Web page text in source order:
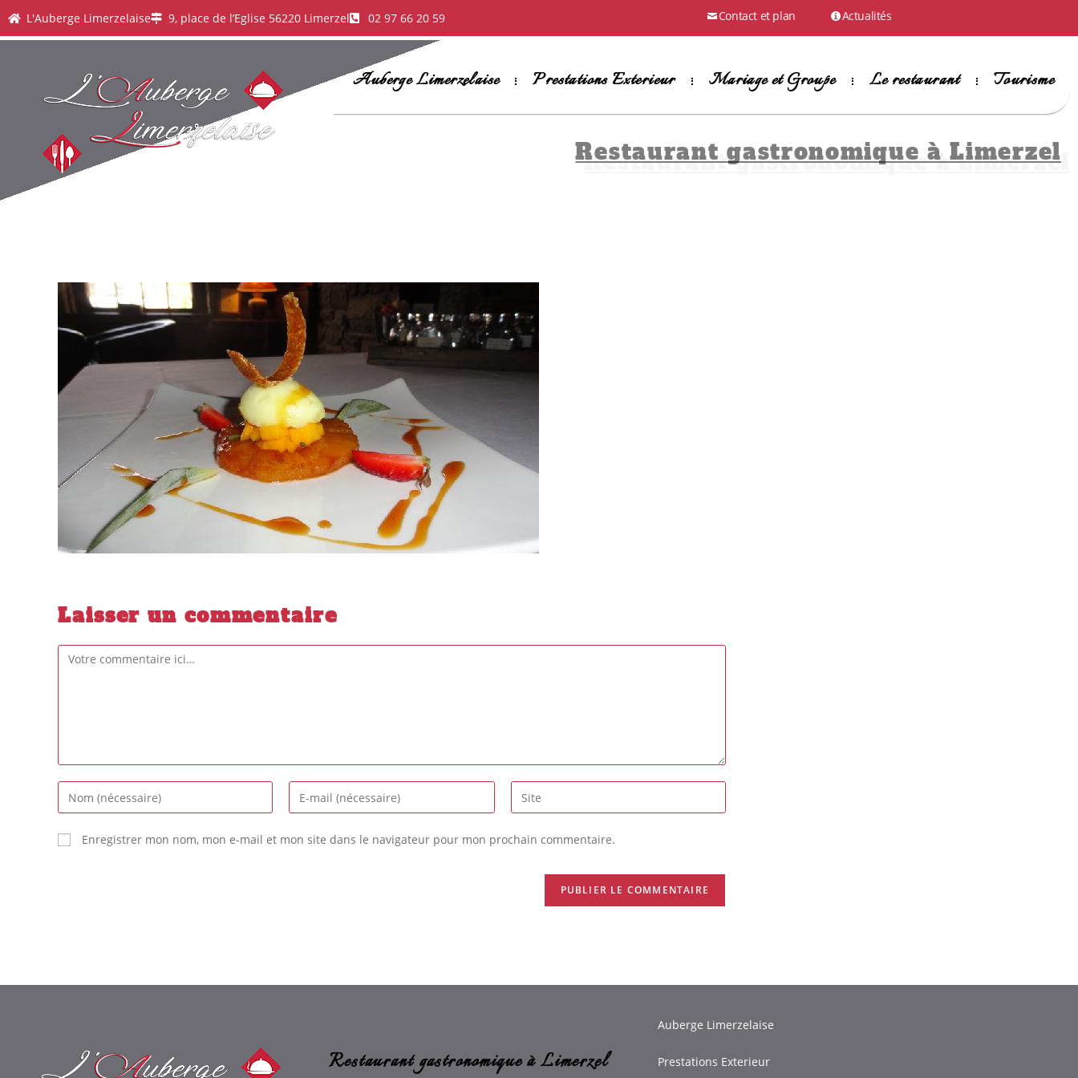
L'Auberge Limerzelaise 9, place de l’Eglise 56220 Limerzel 02 97 66 20 59 Contact et plan Actualités
Auberge Limerzelaise Prestations Exterieur Mariage et Groupe Le restaurant Tourisme
Restaurant gastronomique à Limerzel
Laisser un commentaire
Enregistrer mon nom, mon e-mail et mon site dans le navigateur pour mon prochain commentaire.
Restaurant gastronomique à Limerzel
Auberge Limerzelaise
Prestations Exterieur